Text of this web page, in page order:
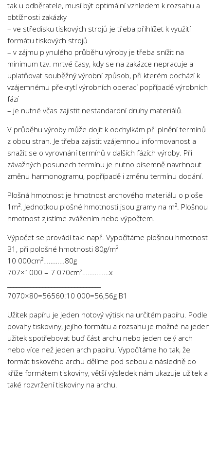
tak u odběratele, musí být optimální vzhledem k rozsahu a
obtížnosti zakázky
– ve středisku tiskových strojů je třeba přihlížet k využití
formátu tiskových strojů
– v zájmu plynulého průběhu výroby je třeba snížit na
minimum tzv. mrtvé časy, kdy se na zakázce nepracuje a
uplatňovat souběžný výrobní způsob, při kterém dochází k
vzájemnému překrytí výrobních operací popřípadě výrobních
fází
– je nutné včas zajistit nestandardní druhy materiálů.
V průběhu výroby může dojít k odchylkám při plnění termínů
z obou stran. Je třeba zajistit vzájemnou informovanost a
snažit se o vyrovnání termínů v dalších fázích výroby. Při
závažných posunech termínu je nutno písemně navrhnout
změnu harmonogramu, popřípadě i změnu termínu dodání.
Plošná hmotnost je hmotnost archového materiálu o ploše
1m². Jednotkou plošné hmotnosti jsou gramy na m². Plošnou
hmotnost zjistíme zvážením nebo výpočtem.
Výpočet se provádí tak: např. Vypočítáme plošnou hmotnost
B1, při pološné hmotnosti 80g/m²
10 000cm²…………80g
707×1000 = 7 070cm²……………x
7070×80=56560:10 000=56,56g B1
Užitek papíru je jeden hotový výtisk na určitém papíru. Podle
povahy tiskoviny, jejího formátu a rozsahu je možné na jeden
užitek spotřebovat buď část archu nebo jeden celý arch
nebo více než jeden arch papíru. Vypočítáme ho tak, že
formát tiskového archu dělíme pod sebou a následně do
kříže formátem tiskoviny, větší výsledek nám ukazuje užitek a
také rozvržení tiskoviny na archu.